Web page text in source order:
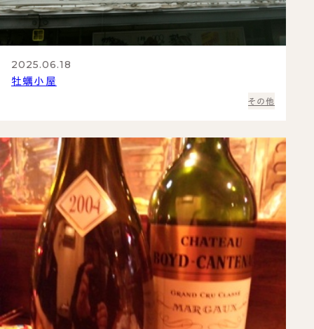
2025.06.18
牡蠣小屋
その他